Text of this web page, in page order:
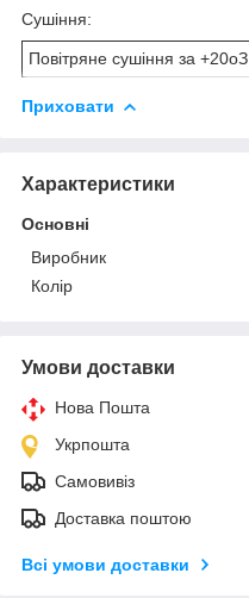
Сушіння:
Повітряне сушіння за +20оЗ
Приховати
Характеристики
Основні
Виробник
Колір
Умови доставки
Нова Пошта
Укрпошта
Самовивіз
Доставка поштою
Всі умови доставки